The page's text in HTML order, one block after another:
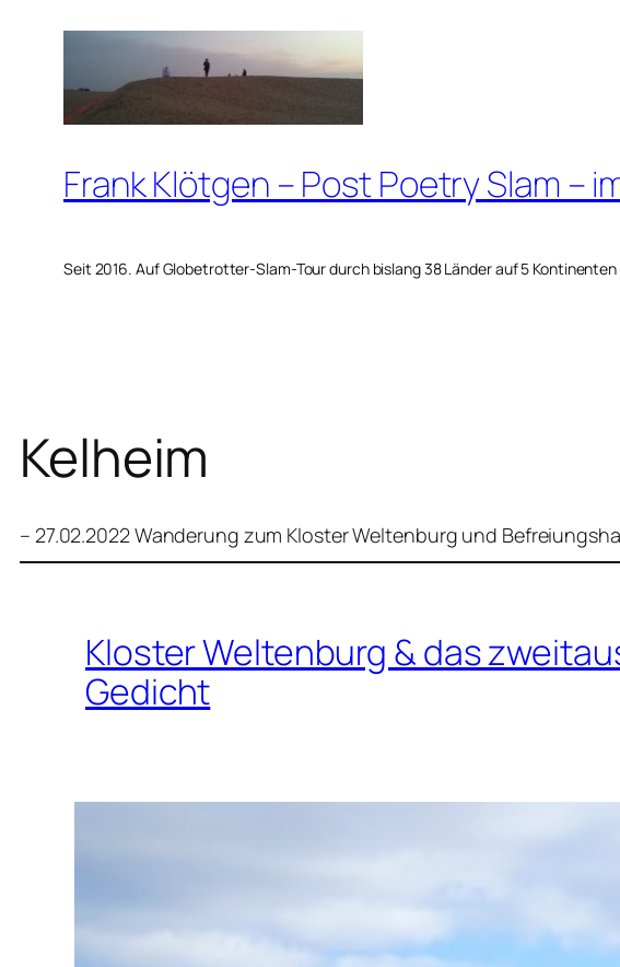
springen
Frank Klötgen – Post Poetry Slam –
Seit 2016. Auf Globetrotter-Slam-Tour durch bislang 38 Länder auf 5 Kontinenten
Kelheim
– 27.02.2022 Wanderung zum Kloster Weltenburg und
Kloster Weltenburg & das
Gedicht